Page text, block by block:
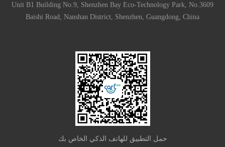
Unit B1 Building No.9, Shenzhen Bay Eco-Technology Park, No.3609
Baishi Road, Nanshan District, Shenzhen, Guangdong, China
حمل التطبيق للهاتف الذكي الخاص بك